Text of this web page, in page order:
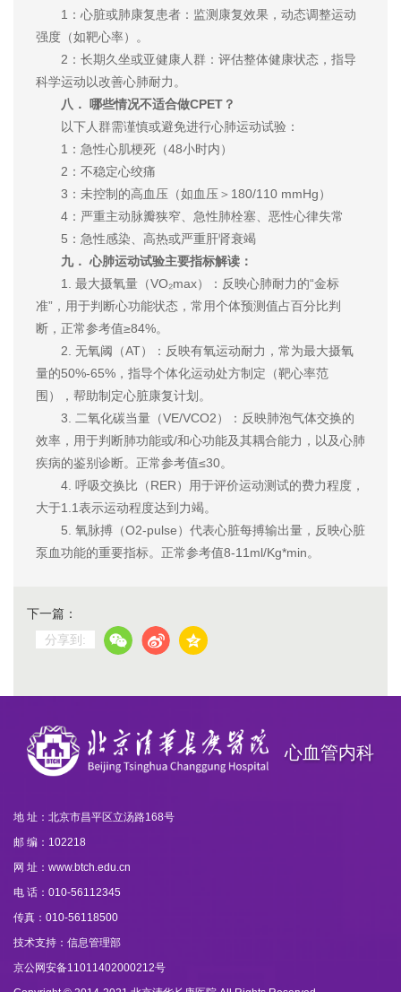
1：心脏或肺康复患者：监测康复效果，动态调整运动
强度（如靶心率）。
2：长期久坐或亚健康人群：评估整体健康状态，指导
科学运动以改善心肺耐力。
八． 哪些情况不适合做CPET？
以下人群需谨慎或避免进行心肺运动试验：
1：急性心肌梗死（48小时内）
2：不稳定心绞痛
3：未控制的高血压（如血压＞180/110 mmHg）
4：严重主动脉瓣狭窄、急性肺栓塞、恶性心律失常
5：急性感染、高热或严重肝肾衰竭
九． 心肺运动试验主要指标解读：
1. 最大摄氧量（VO₂max）：反映心肺耐力的“金标
准”，用于判断心功能状态，常用个体预测值占百分比判
断，正常参考值≥84%。
2. 无氧阈（AT）：反映有氧运动耐力，常为最大摄氧
量的50%-65%，指导个体化运动处方制定（靶心率范
围），帮助制定心脏康复计划。
3. 二氧化碳当量（VE/VCO2）：反映肺泡气体交换的
效率，用于判断肺功能或/和心功能及其耦合能力，以及心肺
疾病的鉴别诊断。正常参考值≤30。
4. 呼吸交换比（RER）用于评价运动测试的费力程度，
大于1.1表示运动程度达到力竭。
5. 氧脉搏（O2-pulse）代表心脏每搏输出量，反映心脏
泵血功能的重要指标。正常参考值8-11ml/Kg*min。
下一篇：
分享到:
心血管内科
地 址：北京市昌平区立汤路168号
邮 编：102218
网 址：www.btch.edu.cn
电 话：010-56112345
传真：010-56118500
技术支持：信息管理部
京公网安备11011402000212号